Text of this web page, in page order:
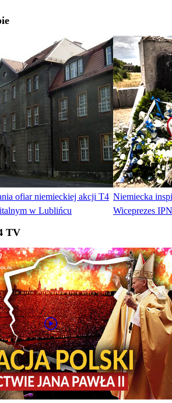
ofiar niemieckiej akcji T4
w Lublińcu
Niemiecka
Wiceprezes
TV